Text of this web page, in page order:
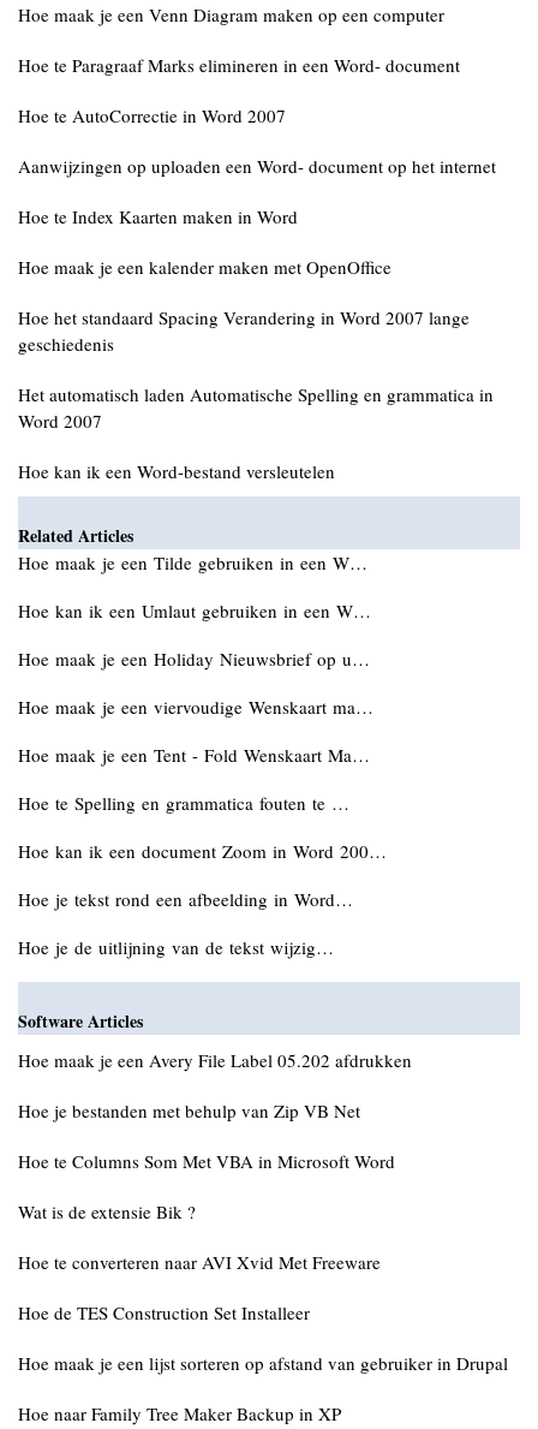
Hoe maak je een Venn Diagram maken op een computer
Hoe te Paragraaf Marks elimineren in een Word- document
Hoe te AutoCorrectie in Word 2007
Aanwijzingen op uploaden een Word- document op het internet
Hoe te Index Kaarten maken in Word
Hoe maak je een kalender maken met OpenOffice
Hoe het standaard Spacing Verandering in Word 2007 lange
geschiedenis
Het automatisch laden Automatische Spelling en grammatica in
Word 2007
Hoe kan ik een Word-bestand versleutelen
Related Articles
Hoe maak je een Tilde gebruiken in een W…
Hoe kan ik een Umlaut gebruiken in een W…
Hoe maak je een Holiday Nieuwsbrief op u…
Hoe maak je een viervoudige Wenskaart ma…
Hoe maak je een Tent - Fold Wenskaart Ma…
Hoe te Spelling en grammatica fouten te …
Hoe kan ik een document Zoom in Word 200…
Hoe je tekst rond een afbeelding in Word…
Hoe je de uitlijning van de tekst wijzig…
Software Articles
Hoe maak je een Avery File Label 05.202 afdrukken
Hoe je bestanden met behulp van Zip VB Net
Hoe te Columns Som Met VBA in Microsoft Word
Wat is de extensie Bik ?
Hoe te converteren naar AVI Xvid Met Freeware
Hoe de TES Construction Set Installeer
Hoe maak je een lijst sorteren op afstand van gebruiker in Drupal
Hoe naar Family Tree Maker Backup in XP